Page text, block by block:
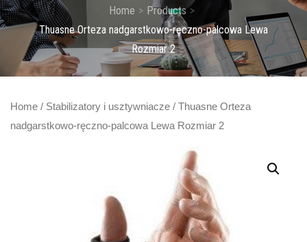
Home
Products
Thuasne Orteza nadgarstkowo-ręczno-palcowa Lewa
Rozmiar 2
Home / Stabilizatory i usztywniacze / Thuasne Orteza
nadgarstkowo-ręczno-palcowa Lewa Rozmiar 2